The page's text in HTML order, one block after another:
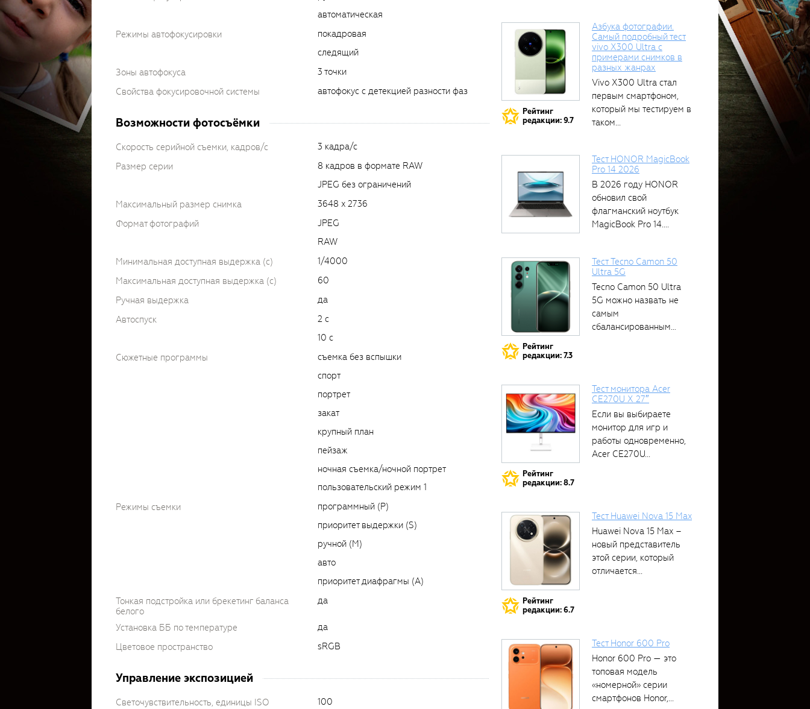
автоматическая
Режимы автофокусировки
покадровая
следящий
Зоны автофокуса
3 точки
Свойства фокусировочной системы
автофокус с детекцией разности фаз
Возможности фотосъёмки
Скорость серийной съемки, кадров/с
3 кадра/с
Размер серии
8 кадров в формате RAW
JPEG без ограничений
Максимальный размер снимка
3648 x 2736
Формат фотографий
JPEG
RAW
Минимальная доступная выдержка (c)
1/4000
Максимальная доступная выдержка (c)
60
Ручная выдержка
да
Автоспуск
2 с
10 с
Сюжетные программы
съемка без вспышки
спорт
портрет
закат
крупный план
пейзаж
ночная съемка/ночной портрет
пользовательский режим 1
Режимы съемки
программный (P)
приоритет выдержки (S)
ручной (M)
авто
приоритет диафрагмы (A)
Тонкая подстройка или брекетинг баланса
белого
да
Установка ББ по температуре
да
Цветовое пространство
sRGB
Управление экспозицией
Светочувствительность, единицы ISO
100
Рейтинг
редакции: 9.7
Азбука фотографии.
Самый подробный тест
vivo X300 Ultra с
примерами снимков в
разных жанрах
Vivo X300 Ultra стал
первым смартфоном,
который мы тестируем в
таком...
Тест HONOR MagicBook
Pro 14 2026
В 2026 году HONOR
обновил свой
флагманский ноутбук
MagicBook Pro 14....
Рейтинг
редакции: 7.3
Тест Tecno Camon 50
Ultra 5G
Tecno Camon 50 Ultra
5G можно назвать не
самым
сбалансированным
Рейтинг
редакции: 8.7
Тест монитора Acer
CE270U X 27″
Если вы выбираете
монитор для игр и
работы одновременно,
Acer CE270U...
Рейтинг
редакции: 6.7
Тест Huawei Nova 15 Max
Huawei Nova 15 Max –
новый представитель
этой серии, который
отличается...
Тест Honor 600 Pro
Honor 600 Pro — это
топовая модель
«номерной» серии
смартфонов Honor,...